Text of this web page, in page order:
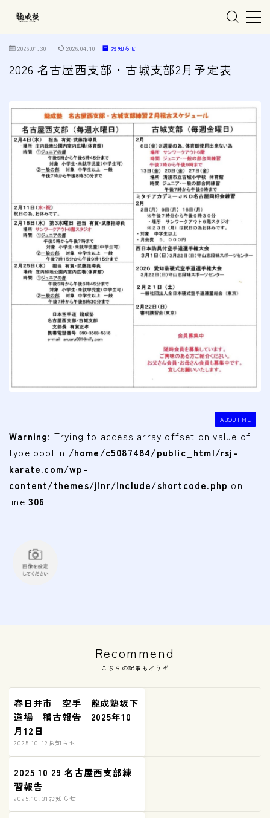
MENU
親子で学ぶ空手
練習会場
春日井市の道場
清須市の道場
高蔵寺の道場
会費
無料体験
入会申込
安全への取り組み
2026.01.30 2026.04.10 お知らせ
2026 名古屋西支部・古城支部2月予定表
ABOUT ME
Warning: Trying to access array offset on value of
type bool in /home/c5087484/public_html/rsj-
karate.com/wp-
content/themes/jinr/include/shortcode.php on
line 306
Recommend
こちらの記事もどうぞ
春日井市 空手 龍成塾坂下
道場 稽古報告 2025年10
月12日
2025.10.12お知らせ
2025 10 29 名古屋西支部練
習報告
2025.10.31 お知らせ